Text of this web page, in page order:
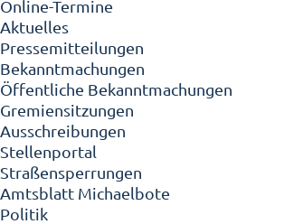
Online-Termine
Aktuelles
Pressemitteilungen
Bekanntmachungen
Öffentliche Bekanntmachungen
Gremiensitzungen
Ausschreibungen
Stellenportal
Straßensperrungen
Amtsblatt Michaelbote
Politik